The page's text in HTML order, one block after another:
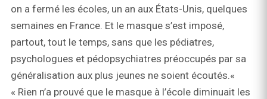
on a fermé les écoles, un an aux États-Unis, quelques
semaines en France. Et le masque s’est imposé,
partout, tout le temps, sans que les pédiatres,
psychologues et pédopsychiatres préoccupés par sa
généralisation aux plus jeunes ne soient écoutés.«
« Rien n’a prouvé que le masque à l’école diminuait les